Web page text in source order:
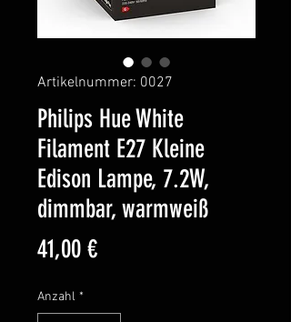
Artikelnummer: 0027
Philips Hue White
Filament E27 Kleine
Edison Lampe, 7.2W,
dimmbar, warmweiß
41,00 €Preis
Anzahl *